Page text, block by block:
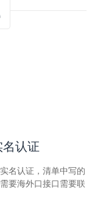
认证
名认证，清单中写的
要海外口接口需要联